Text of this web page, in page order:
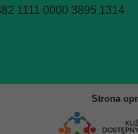
1111 0000 3895 1314
Strona